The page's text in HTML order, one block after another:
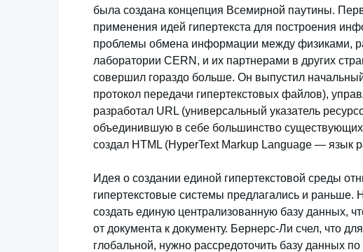
была создана концепция Всемирной паутины.
применения идей гипертекста для построения
проблемы обмена информации между физиками,
лаборатории CERN, и их партнерами в других
совершил гораздо больше. Он выпустил
протокол передачи гипертекстовых файлов),
разработал URL (универсальный указатель
объединившую в себе большинство существующих
создал HTML (HyperText Markup Language — язык
Идея о создании единой гипертекстовой среды
гипертекстовые системы предлагались и раньше.
создать единую централизованную базу данных,
от документа к документу. Бернерс-Ли счел, что
глобальной, нужно рассредоточить базу данных